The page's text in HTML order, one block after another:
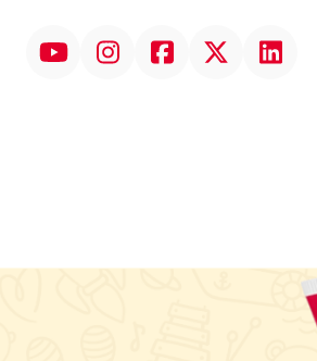
InstagramFacebookTwitter Linkedin